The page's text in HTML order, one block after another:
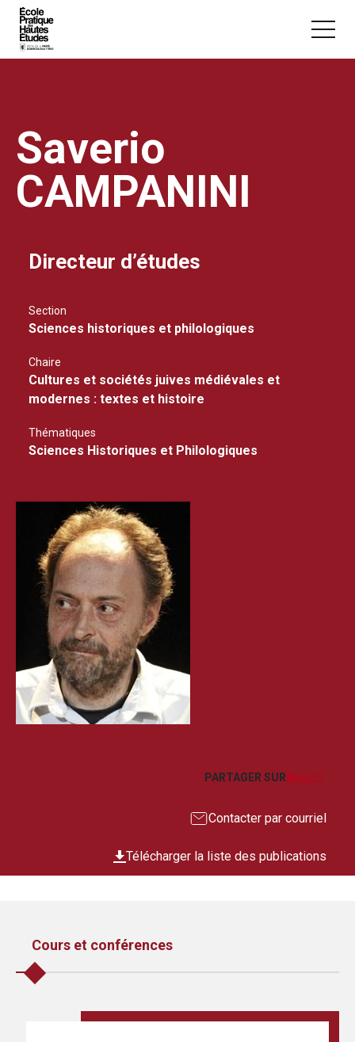
Vous recherchez peut-être :
Conférence Master
PARTAGER SUR Facebook
LinkedIn
Contacter par courriel
Télécharger la liste des publications
Saverio
CAMPANINI
Directeur d’études
Section
Sciences historiques et philologiques
Chaire
Cultures et sociétés juives médiévales et
modernes : textes et histoire
Thématiques
Sciences Historiques et Philologiques
Cours et conférences
Panneau de gestion des cookies